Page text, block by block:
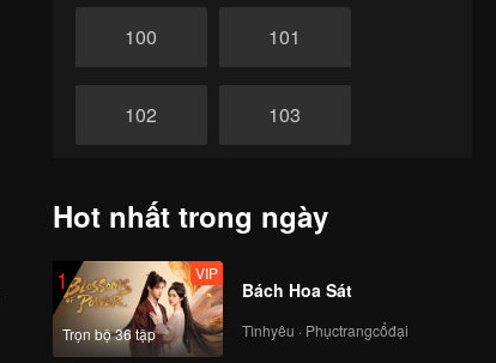
100 101
102 103
106
108 109
Hot nhất trong ngày
1
Trọn bộ 36 tập
VIP
Bách Hoa Sát
Tìnhyêu · Phụctrangcổđại